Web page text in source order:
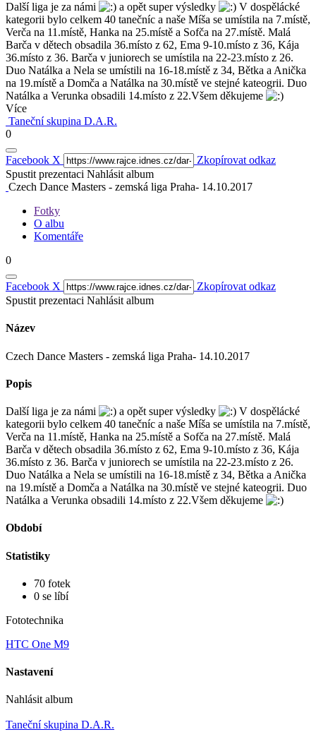
Další liga je za námi
a opět super výsledky
V dospělácké
kategorii bylo celkem 40 tanečníc a naše Míša se umístila na 7.místě,
Verča na 11.místě, Hanka na 25.místě a Sofča na 27.místě. Malá
Barča v dětech obsadila 36.místo z 62, Ema 9-10.místo z 36, Kája
36.místo z 36. Barča v juniorech se umístila na 22-23.místo z 26.
Duo Natálka a Nela se umístili na 16-18.místě z 34, Bětka a Anička
na 19.místě a Domča a Natálka na 30.místě ve stejné kateogrii. Duo
Natálka a Verunka obsadili 14.místo z 22.Všem děkujeme
Více
Taneční skupina D.A.R.
0
Facebook X
Zkopírovat odkaz
Spustit prezentaci Nahlásit album
Czech Dance Masters - zemská liga Praha- 14.10.2017
Fotky
O albu
Komentáře
0
Facebook X
Zkopírovat odkaz
Spustit prezentaci Nahlásit album
Název
Czech Dance Masters - zemská liga Praha- 14.10.2017
Popis
Další liga je za námi a opět super výsledky
V dospělácké
kategorii bylo celkem 40 tanečníc a naše Míša se umístila na 7.místě,
Verča na 11.místě, Hanka na 25.místě a Sofča na 27.místě. Malá
Barča v dětech obsadila 36.místo z 62, Ema 9-10.místo z 36, Kája
36.místo z 36. Barča v juniorech se umístila na 22-23.místo z 26.
Duo Natálka a Nela se umístili na 16-18.místě z 34, Bětka a Anička
na 19.místě a Domča a Natálka na 30.místě ve stejné kateogrii. Duo
Natálka a Verunka obsadili 14.místo z 22.Všem děkujeme
Období
Statistiky
70 fotek
0 se líbí
Fototechnika
HTC One M9
Nastavení
Nahlásit album
Taneční skupina D.A.R.